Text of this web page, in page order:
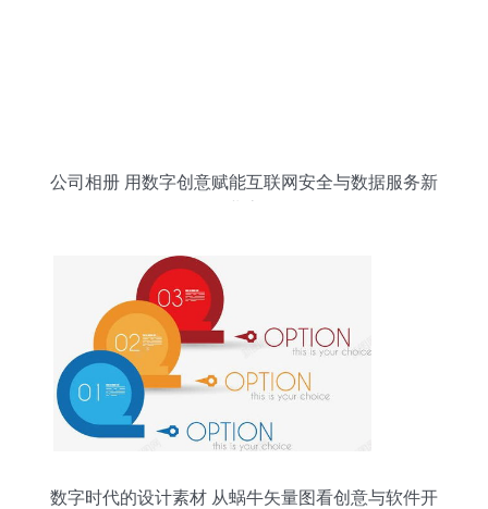
公司相册 用数字创意赋能互联网安全与数据服务新
数字时代的设计素材 从蜗牛矢量图看创意与软件开